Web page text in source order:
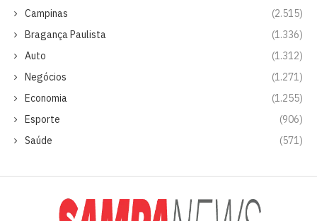
Campinas
(2.515)
Bragança Paulista
(1.336)
Auto
(1.312)
Negócios
(1.271)
Economia
(1.255)
Esporte
(906)
Saúde
(571)